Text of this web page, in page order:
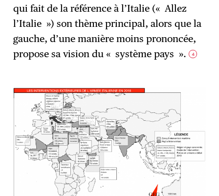
qui fait de la référence à l’Italie (« Allez
l’Italie ») son thème principal, alors que la
gauche, d’une manière moins prononcée,
propose sa vision du « système pays ». 4